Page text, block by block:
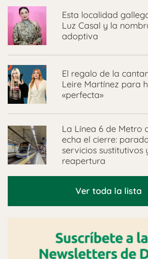
Esta localidad
Luz Casal y la
adoptiva
El regalo de la
Leire Martínez para
«perfecta»
La Línea 6 de Metro
echa el cierre:
servicios sustitutivos
reapertura
Ver toda la lista